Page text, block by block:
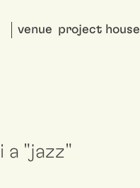
venue project house
"jazz"